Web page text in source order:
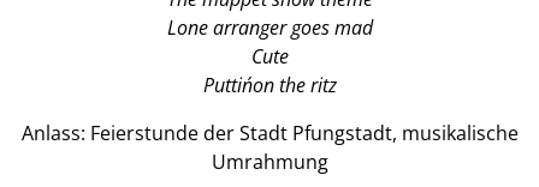
Lone arranger goes mad
Cute
Puttin´on the ritz
Anlass: Feierstunde der Stadt Pfungstadt, musikalische
Umrahmung